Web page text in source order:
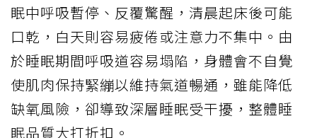
眠中呼吸暫停、反覆驚醒，清晨起床後可能
口乾，白天則容易疲倦或注意力不集中。由
於睡眠期間呼吸道容易塌陷，身體會不自覺
使肌肉保持緊繃以維持氣道暢通，雖能降低
缺氧風險，卻導致深層睡眠受干擾，整體睡
眠品質大打折扣。